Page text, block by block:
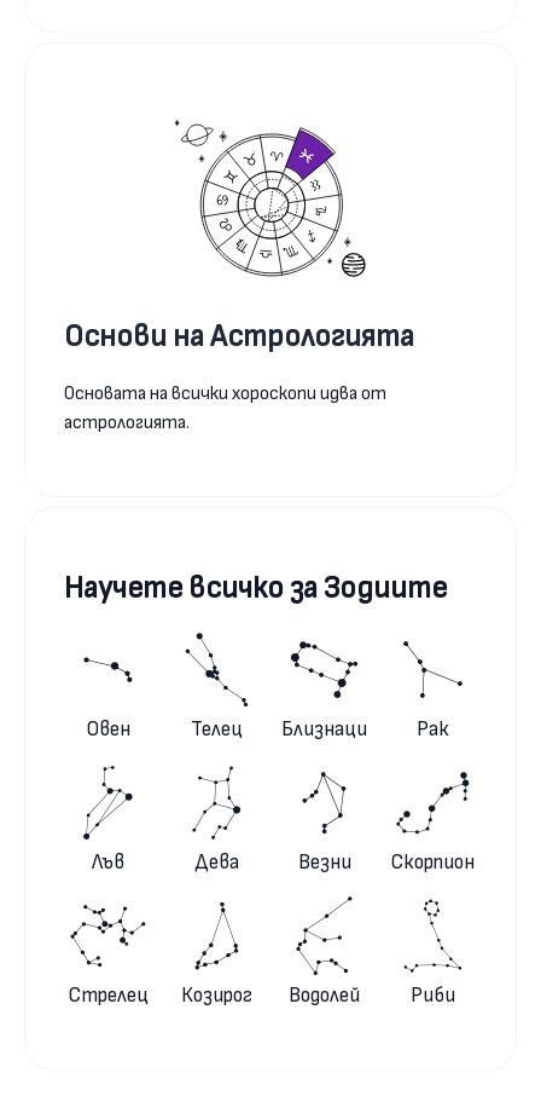
Основи на Астрологията
Основата на всички хороскопи идва от
астрологията.
Научете всичко за Зодиите
Овен Телец Близнаци Рак
Лъв Дева Везни Скорпион
Стрелец Козирог Водолей Риби